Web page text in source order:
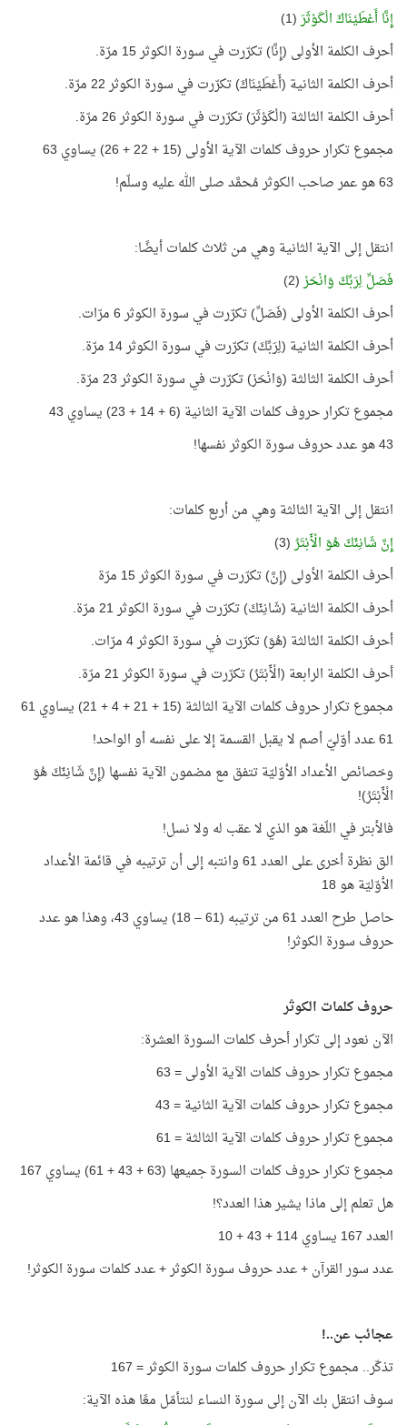
إِنَّا أَعْطَيْنَاكَ الْكَوْثَرَ(1)
أحرف الكلمة الأولى (إِنَّا) تكرّرت في سورة الكوثر 15 مرّة.
أحرف الكلمة الثانية (أَعْطَيْنَاكَ) تكرّرت في سورة الكوثر 22 مرّة.
أحرف الكلمة الثالثة (الْكَوْثَرَ) تكرّرت في سورة الكوثر 26 مرّة.
مجموع تكرار حروف كلمات الآية الأولى (15 + 22 + 26) يساوي 63
63 هو عمر صاحب الكوثر مُحمَّد صلى الله عليه وسلّم!
انتقل إلى الآية الثانية وهي من ثلاث كلمات أيضًا:
فَصَلِّ لِرَبِّكَ وَانْحَرْ(2)
أحرف الكلمة الأولى (فَصَلِّ) تكرّرت في سورة الكوثر 6 مرّات.
أحرف الكلمة الثانية (لِرَبِّكَ) تكرّرت في سورة الكوثر 14 مرّة.
أحرف الكلمة الثالثة (وَانْحَرْ) تكرّرت في سورة الكوثر 23 مرّة.
مجموع تكرار حروف كلمات الآية الثانية (6 + 14 + 23) يساوي 43
43 هو عدد حروف سورة الكوثر نفسها!
انتقل إلى الآية الثالثة وهي من أربع كلمات:
إِنَّ شَانِئَكَ هُوَ الْأَبْتَرُ(3)
أحرف الكلمة الأولى (إِنَّ) تكرّرت في سورة الكوثر 15 مرّة
أحرف الكلمة الثانية (شَانِئَكَ) تكرّرت في سورة الكوثر 21 مرّة.
أحرف الكلمة الثالثة (هُوَ) تكرّرت في سورة الكوثر 4 مرّات.
أحرف الكلمة الرابعة (الْأَبْتَرُ) تكرّرت في سورة الكوثر 21 مرّة.
مجموع تكرار حروف كلمات الآية الثالثة (15 + 21 + 4 + 21) يساوي 61
61 عدد أوّليّ أصم لا يقبل القسمة إلا على نفسه أو الواحد!
وخصائص الأعداد الأوّليّة تتفق مع مضمون الآية نفسها (إِنَّ شَانِئَكَ هُوَ
الْأَبْتَرُ)!
فالأبتر في اللّغة هو الذي لا عقب له ولا نسل!
الق نظرة أخرى على العدد 61 وانتبه إلى أن ترتيبه في قائمة الأعداد
الأوّليّة هو 18
حاصل طرح العدد 61 من ترتيبه (61 – 18) يساوي 43، وهذا هو عدد
حروف سورة الكوثر!
حروف كلمات الكوثر
الآن نعود إلى تكرار أحرف كلمات السورة العشرة:
مجموع تكرار حروف كلمات الآية الأولى = 63
مجموع تكرار حروف كلمات الآية الثانية = 43
مجموع تكرار حروف كلمات الآية الثالثة = 61
مجموع تكرار حروف كلمات السورة جميعها (63 + 43 + 61) يساوي 167
هل تعلم إلى ماذا يشير هذا العدد؟!
العدد 167 يساوي 114 + 43 + 10
عدد سور القرآن + عدد حروف سورة الكوثر + عدد كلمات سورة الكوثر!
عجائب عن..!
تذكّر.. مجموع تكرار حروف كلمات سورة الكوثر = 167
سوف انتقل بك الآن إلى سورة النساء لنتأمّل معًا هذه الآية: